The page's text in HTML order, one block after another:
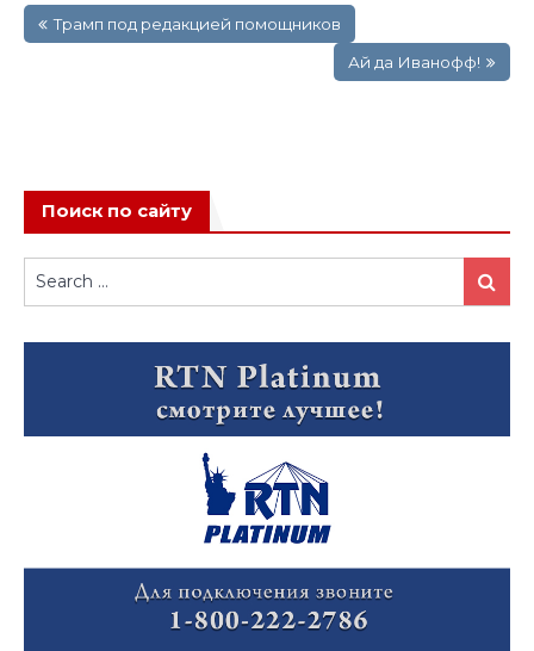
поТрамп под редакцией помощников
Ай да Иванофф!
Поиск по сайту
Search
for:
Search